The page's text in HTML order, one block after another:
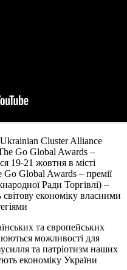
Cluster Alliance
Go Global Awards –
19-21 жовтня в місті
Go Global Awards – премії
Ради Торгівлі) –
економіку власними
та європейських
можливості для
та патріотизм наших
економіку України